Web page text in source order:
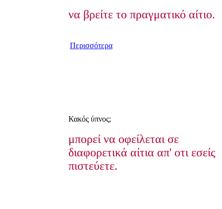
να βρείτε το πραγματικό αίτιο.
Περισσότερα
Κακός ύπνος;
μπορεί να οφείλεται σε
διαφορετικά αίτια απ' οτι εσείς
πιστεύετε.